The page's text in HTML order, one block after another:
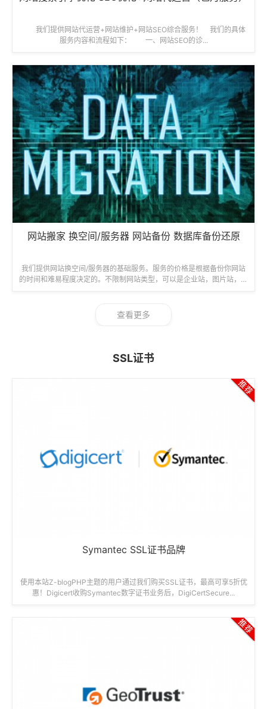
我们提供网站代运营+网站维护+网站SEO综合服务！ 我们的具体
服务内容和流程如下： 一、网站SEO的诊...
网站搬家 换空间/服务器 网站备份 数据库备份还原
我们提供网站换空间/服务器的基础服务。服务的价格是根据备份你网站
的时间和难易程度决定的。不限制网站类型，可以是企业站，图片站，个
查看更多
SSL证书
Symantec SSL证书品牌
使用本站Z-blogPHP主题的用户通过我们购买SSL证书，最高可享5折优
惠！Digicert收购Symantec数字证书业务后，DigiCertSecure...